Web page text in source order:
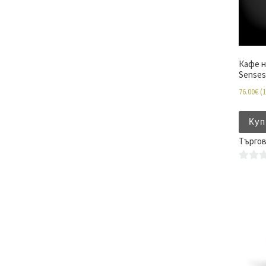
Кафе
Senses
76.00€ (